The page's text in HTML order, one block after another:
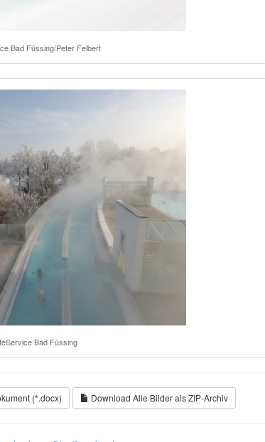
Bad Füssing/Peter Felbert
Bad Füssing
(*.docx) Download Alle Bilder als ZIP-Archiv